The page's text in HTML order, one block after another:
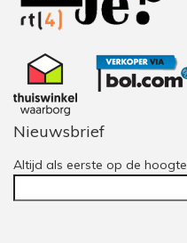
Nieuwsbrief
Altijd als eerste op de hoogte.